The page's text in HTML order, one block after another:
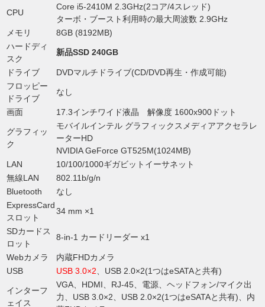
CPU
Core i5-2410M 2.3GHz(2コア/4スレッド)
ターボ・ブースト利用時の最大周波数 2.9GHz
メモリ
8GB (8192MB)
ハードディ
スク
新品SSD 240GB
ドライブ
DVDマルチドライブ(CD/DVD再生・作成可能)
フロッピー
ドライブ
なし
画面 17.3インチワイド液晶 解像度 1600x900ドット
グラフィッ
ク
モバイルインテル グラフィックスメディアアクセラレ
ーターHD
NVIDIA GeForce GT525M(1024MB)
LAN
10/100/1000ギガビットイーサネット
無線LAN
802.11b/g/n
Bluetooth
なし
ExpressCard
スロット
34 mm ×1
SDカードス
ロット
8-in-1 カードリーダー x1
Webカメラ
内蔵FHDカメラ
USB
USB 3.0×2、USB 2.0×2(1つはeSATAと共有)
インターフ
ェイス
VGA、HDMI、RJ-45、電源、ヘッドフォン/マイク出
力、USB 3.0×2、USB 2.0×2(1つはeSATAと共有)、内